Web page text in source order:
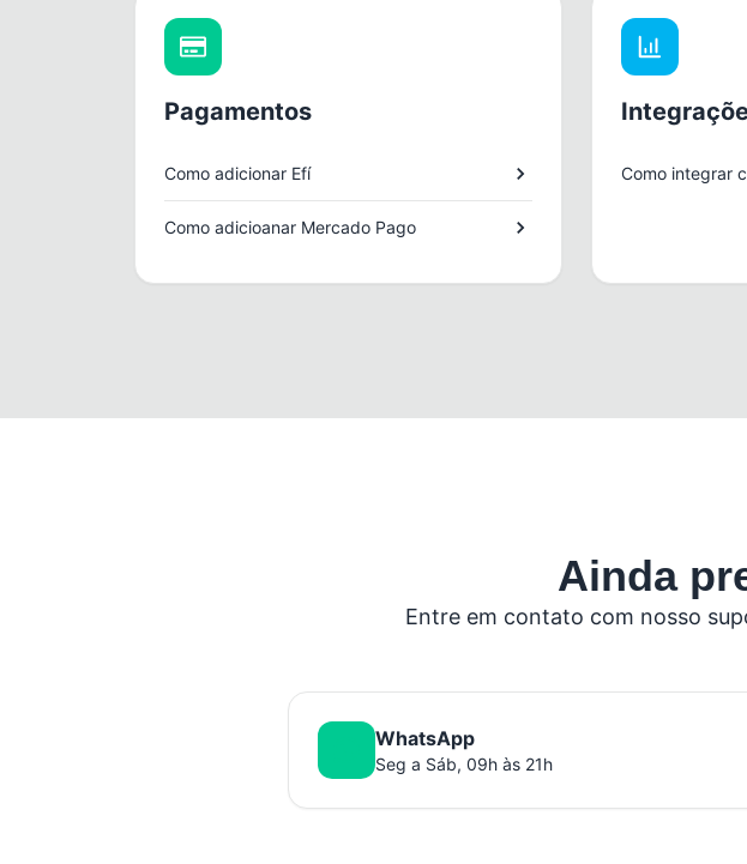
Pagamentos
Como adicionar Efí
Como adicioanar Mercado Pago
Como integrar
Ainda
Entre em contato com nosso
WhatsApp
Seg a Sáb, 09h às 21h